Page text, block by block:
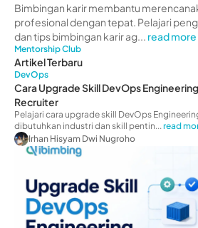
Bimbingan karir membantu
profesional dengan tepat. Pelajari
dan tips bimbingan karir ag... read more
Mentorship Club
Artikel Terbaru
DevOps
Cara Upgrade Skill DevOps
Recruiter
Pelajari cara upgrade skill DevOps
dibutuhkan industri dan skill pentin... read
Irhan Hisyam Dwi Nugroho